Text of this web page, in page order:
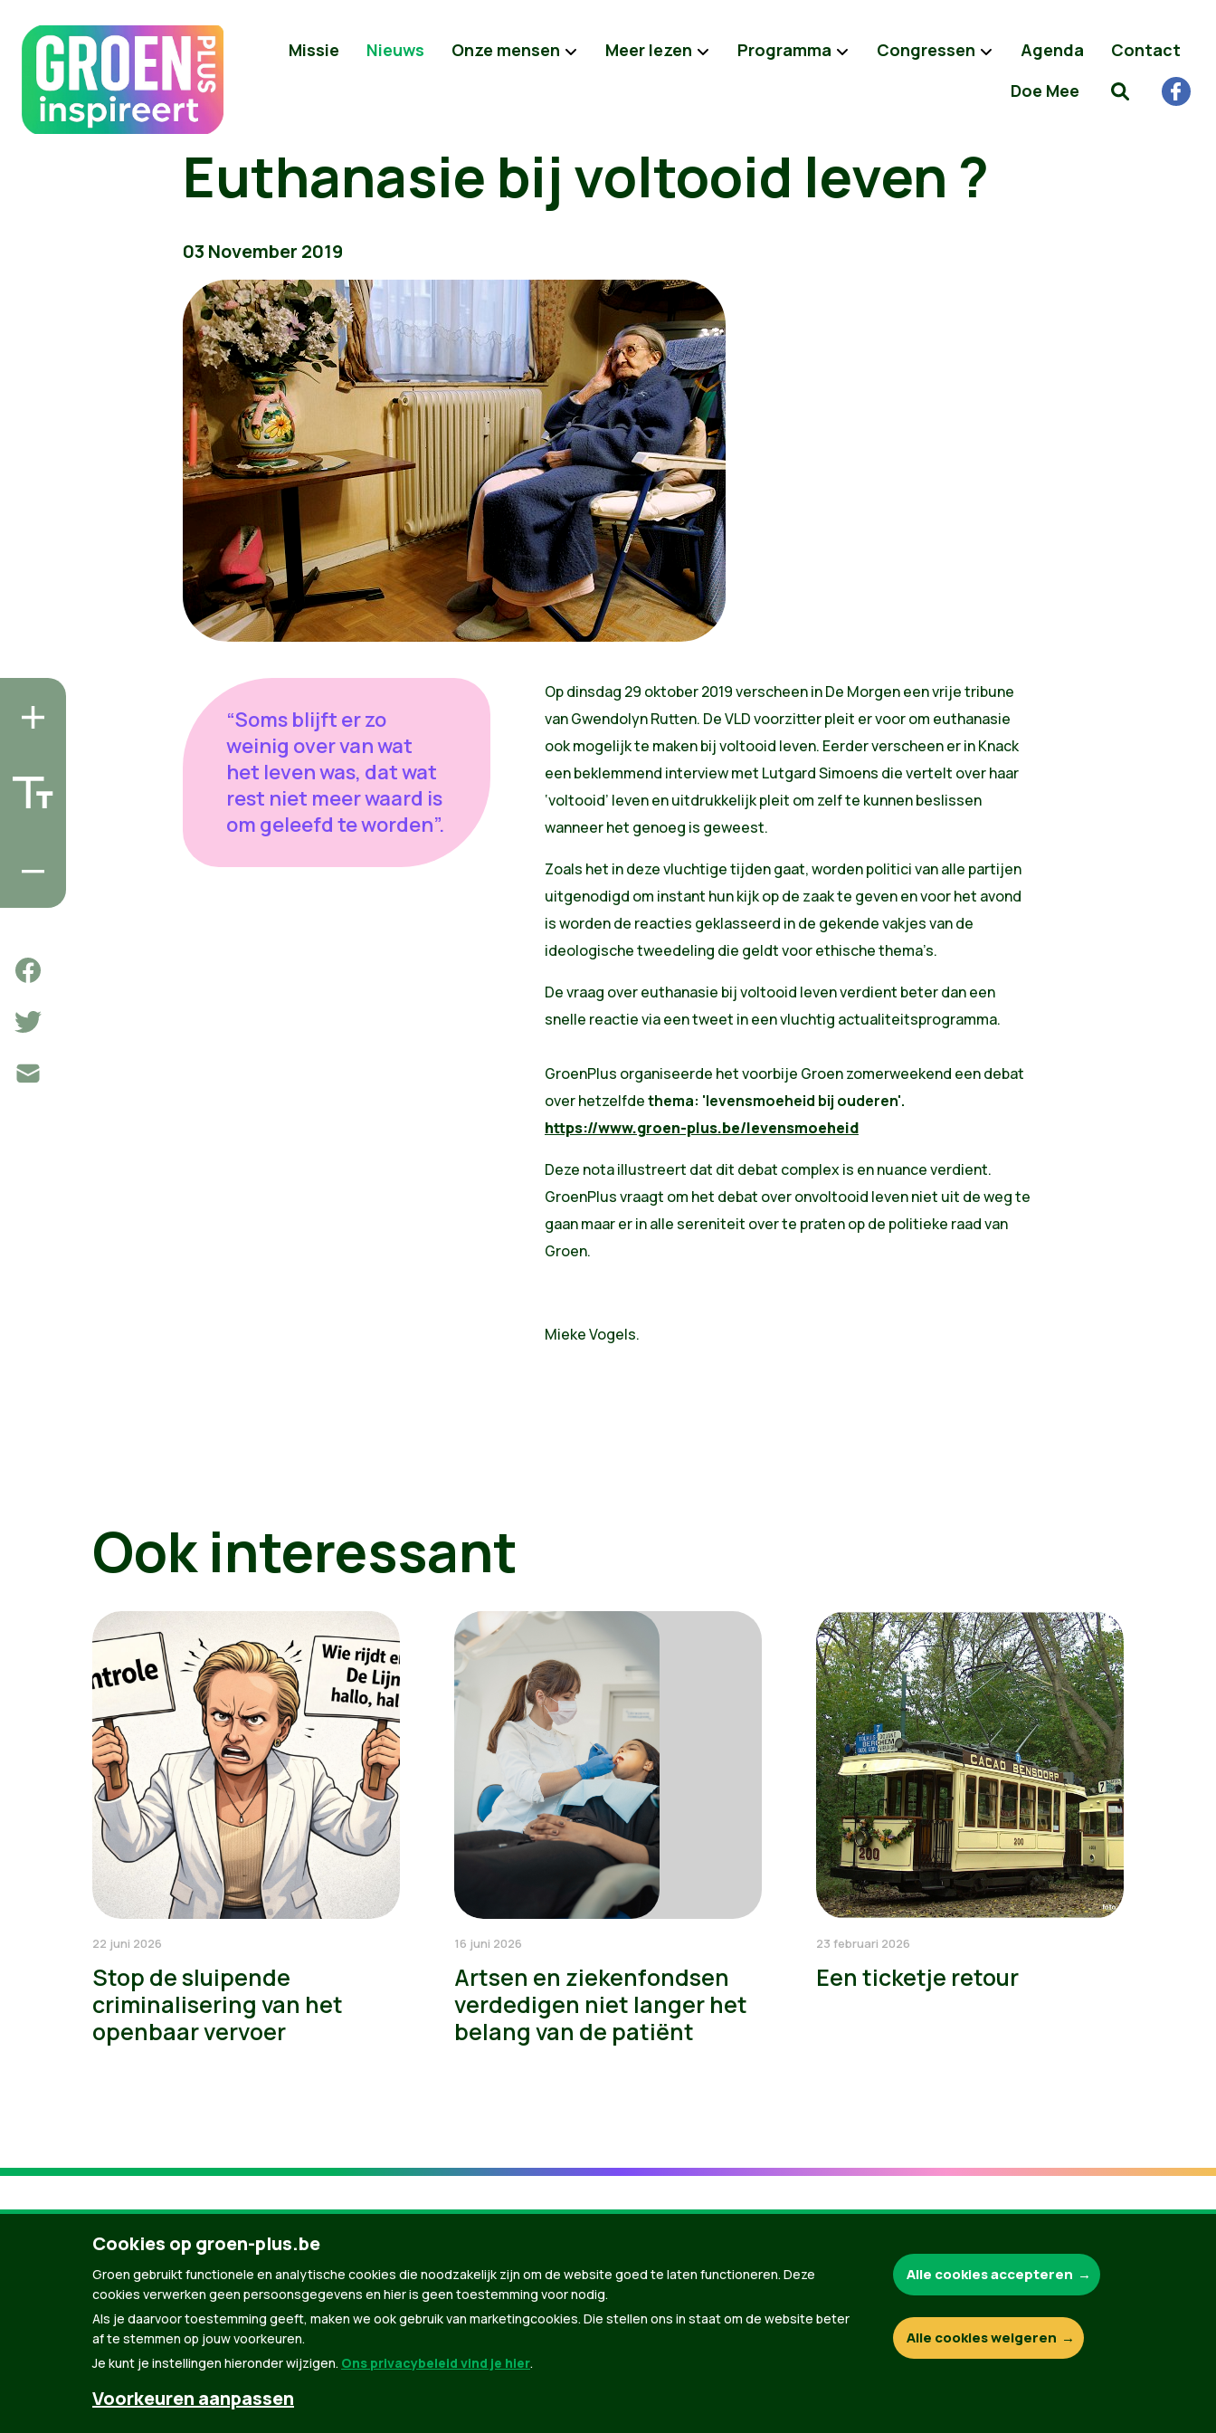
Missie Nieuws Onze mensen Meer lezen Programma Congressen Agenda
Contact
Doe Mee
Euthanasie bij voltooid leven ?
03 November 2019
“Soms blijft er zo
weinig over van wat
het leven was, dat wat
rest niet meer waard is
om geleefd te worden”.
Op dinsdag 29 oktober 2019 verscheen in De Morgen een vrije tribune
van Gwendolyn Rutten. De VLD voorzitter pleit er voor om euthanasie
ook mogelijk te maken bij voltooid leven. Eerder verscheen er in Knack
een beklemmend interview met Lutgard Simoens die vertelt over haar
‘voltooid’ leven en uitdrukkelijk pleit om zelf te kunnen beslissen
wanneer het genoeg is geweest.
Zoals het in deze vluchtige tijden gaat, worden politici van alle partijen
uitgenodigd om instant hun kijk op de zaak te geven en voor het avond
is worden de reacties geklasseerd in de gekende vakjes van de
ideologische tweedeling die geldt voor ethische thema’s.
De vraag over euthanasie bij voltooid leven verdient beter dan een
snelle reactie via een tweet in een vluchtig actualiteitsprogramma.
GroenPlus organiseerde het voorbije Groen zomerweekend een debat
over hetzelfdethema: 'levensmoeheid bij ouderen'.
https://www.groen-plus.be/levensmoeheid
Deze nota illustreert dat dit debat complex is en nuance verdient.
GroenPlus vraagt om het debat over onvoltooid leven niet uit de weg te
gaan maar er in alle sereniteit over te praten op de politieke raad van
Groen.
Mieke Vogels.
Ook interessant
22 juni 2026
Stop de sluipende
criminalisering van het
openbaar vervoer
16 juni 2026
Artsen en ziekenfondsen
verdedigen niet langer het
belang van de patiënt
23 februari 2026
Een ticketje retour
Groen.be
© Copyright Groen 2026 | Gemaakt metNationBuilder| Gebouwd door
Cookies op groen-plus.be
Groen gebruikt functionele en analytische cookies die noodzakelijk zijn om de website goed te laten functioneren. Deze
cookies verwerken geen persoonsgegevens en hier is geen toestemming voor nodig.
Als je daarvoor toestemming geeft, maken we ook gebruik van marketingcookies. Die stellen ons in staat om de website beter
af te stemmen op jouw voorkeuren.
Je kunt je instellingen hieronder wijzigen. Ons privacybeleid vind je hier.
Voorkeuren aanpassen
Alle cookies accepteren
Alle cookies weigeren